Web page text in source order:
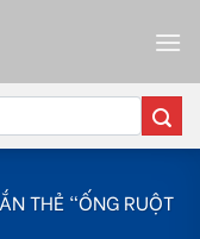
THẺ “ỐNG RUỘT